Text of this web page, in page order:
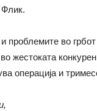
проблемите во
жестоката
операција и